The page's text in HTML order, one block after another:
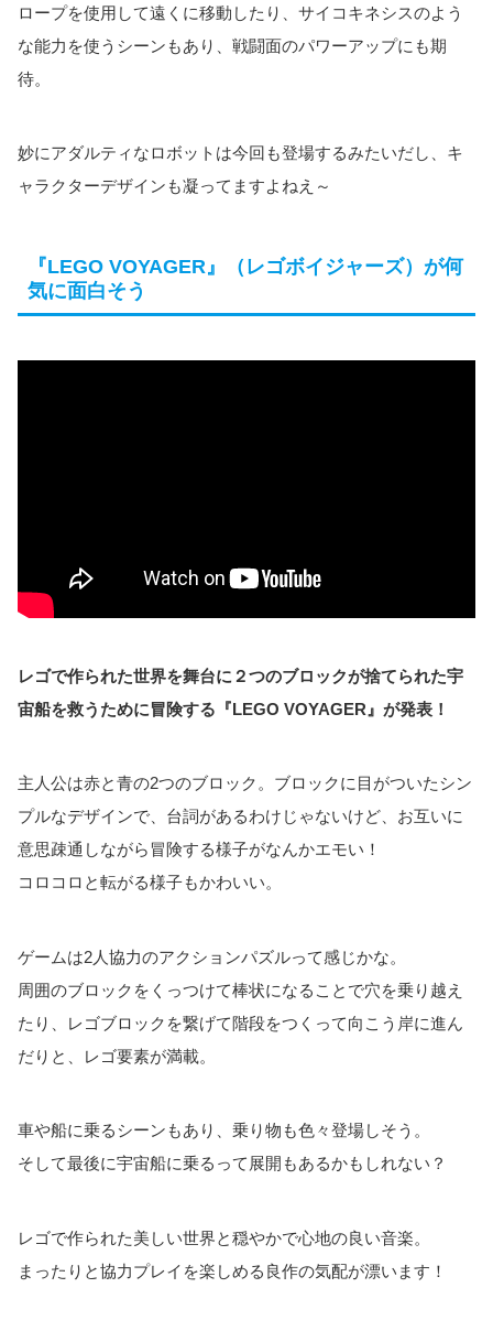
ロープを使用して遠くに移動したり、サイコキネシスのよう
な能力を使うシーンもあり、戦闘面のパワーアップにも期
待。
妙にアダルティなロボットは今回も登場するみたいだし、キ
ャラクターデザインも凝ってますよねえ～
『LEGO VOYAGER』（レゴボイジャーズ）が何
気に面白そう
レゴで作られた世界を舞台に２つのブロックが捨てられた宇
宙船を救うために冒険する『LEGO VOYAGER』が発表！
主人公は赤と青の2つのブロック。ブロックに目がついたシン
プルなデザインで、台詞があるわけじゃないけど、お互いに
意思疎通しながら冒険する様子がなんかエモい！
コロコロと転がる様子もかわいい。
ゲームは2人協力のアクションパズルって感じかな。
周囲のブロックをくっつけて棒状になることで穴を乗り越え
たり、レゴブロックを繋げて階段をつくって向こう岸に進ん
だりと、レゴ要素が満載。
車や船に乗るシーンもあり、乗り物も色々登場しそう。
そして最後に宇宙船に乗るって展開もあるかもしれない？
レゴで作られた美しい世界と穏やかで心地の良い音楽。
まったりと協力プレイを楽しめる良作の気配が漂います！